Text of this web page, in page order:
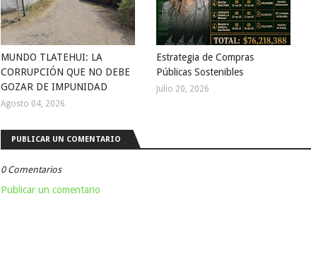
MUNDO TLATEHUI: LA
CORRUPCIÓN QUE NO DEBE
GOZAR DE IMPUNIDAD
Agosto 04, 2026
Estrategia de Compras
Públicas Sostenibles
Julio 20, 2026
PUBLICAR UN COMENTARIO
0 Comentarios
Publicar un comentario